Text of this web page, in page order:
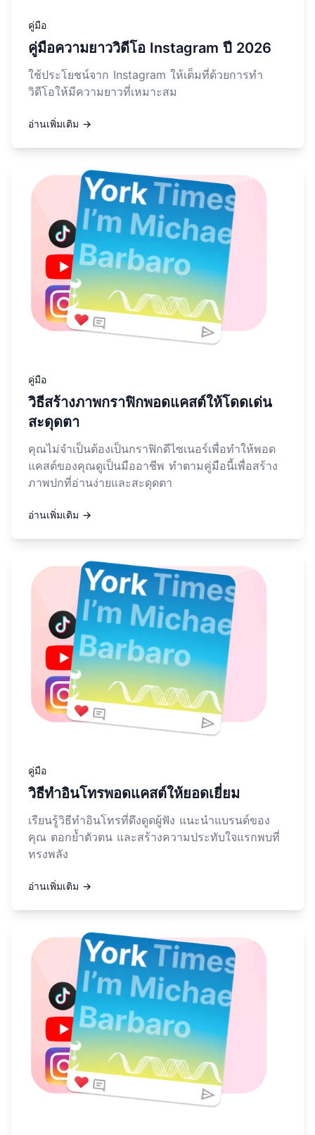
คู่มือ
คู่มือความยาววิดีโอ Instagram ปี 2026
ใช้ประโยชน์จาก Instagram ให้เต็มที่ด้วยการทำ
วิดีโอให้มีความยาวที่เหมาะสม
อ่านเพิ่มเติม →
คู่มือ
วิธีสร้างภาพกราฟิกพอดแคสต์ให้โดดเด่น
สะดุดตา
คุณไม่จำเป็นต้องเป็นกราฟิกดีไซเนอร์เพื่อทำให้พอด
แคสต์ของคุณดูเป็นมืออาชีพ ทำตามคู่มือนี้เพื่อสร้าง
ภาพปกที่อ่านง่ายและสะดุดตา
อ่านเพิ่มเติม →
อ่านเพิ่มเติมเกี่ยวกับ วิธีสร้างภาพกราฟิกพอดแคสต์ให้โดดเด่น
คู่มือ
วิธีทำอินโทรพอดแคสต์ให้ยอดเยี่ยม
เรียนรู้วิธีทำอินโทรที่ดึงดูดผู้ฟัง แนะนำแบรนด์ของ
คุณ ตอกย้ำตัวตน และสร้างความประทับใจแรกพบที่
ทรงพลัง
อ่านเพิ่มเติม →
อ่านเพิ่มเติมเกี่ยวกับ วิธีทำอินโทรพอดแคสต์ให้ยอดเยี่ยม
อ่านเพิ่มเติมเกี่ยวกับ วิธีทำมีเดียคิทสำหรับพอดแคสต์?